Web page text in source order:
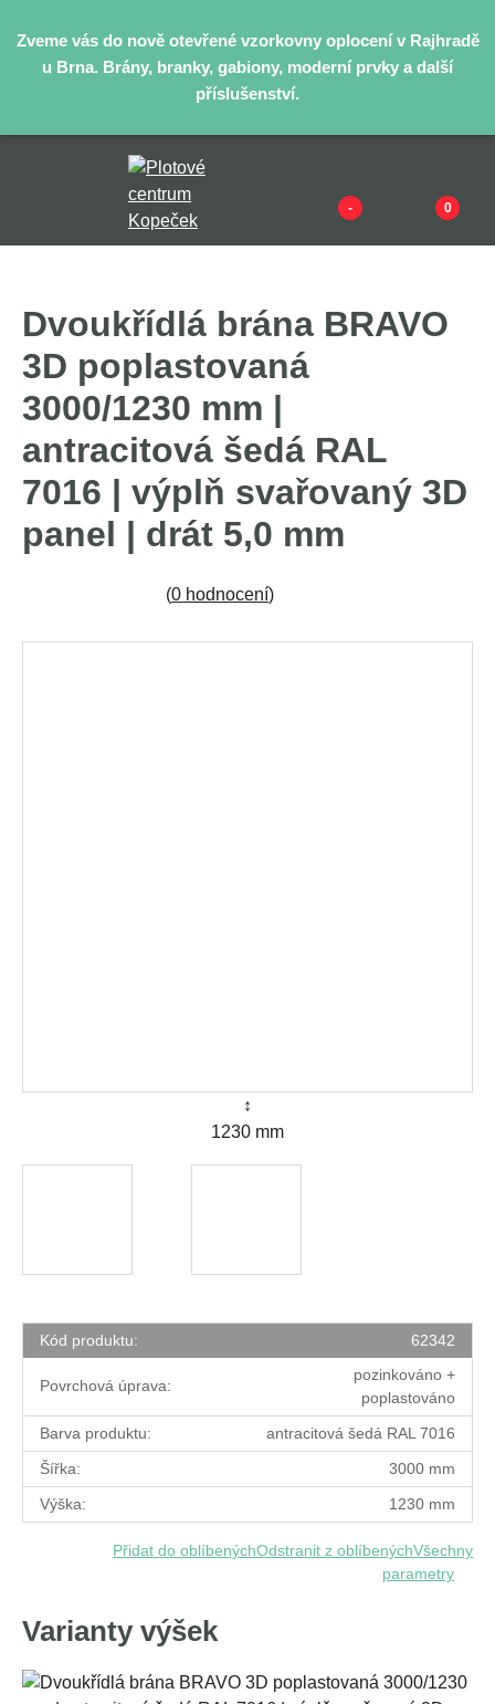
Zveme vás do nově otevřené vzorkovny oplocení v Rajhradě
u Brna. Brány, branky, gabiony, moderní prvky a další
příslušenství.
- 0
Dvoukřídlá brána BRAVO
3D poplastovaná
3000/1230 mm |
antracitová šedá RAL
7016 | výplň svařovaný 3D
panel | drát 5,0 mm
(0 hodnocení)
↕
1230 mm
Kód produktu: 62342
Povrchová úprava:
pozinkováno +
poplastováno
Barva produktu:
antracitová šedá RAL 7016
Šířka:
3000 mm
Výška:
1230 mm
Přidat do oblíbenýchOdstranit z oblíbenýchVšechny
parametry
Varianty výšek